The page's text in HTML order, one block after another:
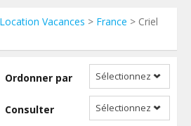
Location Vacances > France > Criel
Ordonner par Sélectionnez
Consulter Sélectionnez